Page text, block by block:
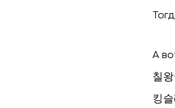
А
칠
킹